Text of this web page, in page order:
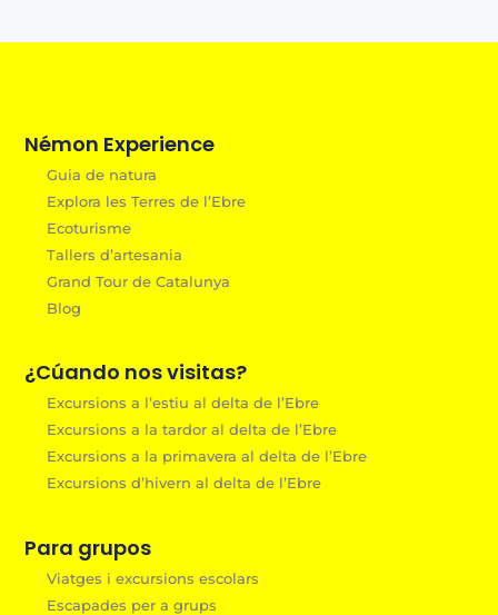
Némon Experience
Guia de natura
Explora les Terres de l’Ebre
Ecoturisme
Tallers d’artesania
Grand Tour de Catalunya
Blog
¿Cúando nos visitas?
Excursions a l’estiu al delta de l’Ebre
Excursions a la tardor al delta de l’Ebre
Excursions a la primavera al delta de l’Ebre
Excursions d’hivern al delta de l’Ebre
Para grupos
Viatges i excursions escolars
Escapades per a grups